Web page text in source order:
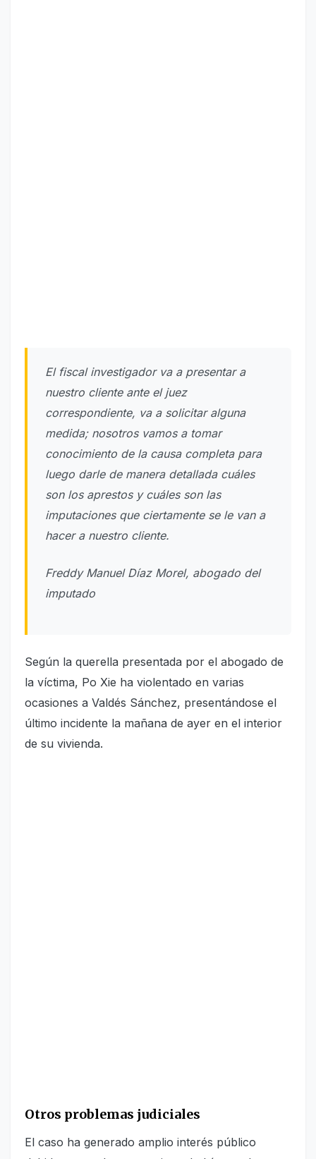
El fiscal investigador va a presentar a
nuestro cliente ante el juez
correspondiente, va a solicitar alguna
medida; nosotros vamos a tomar
conocimiento de la causa completa para
luego darle de manera detallada cuáles
son los aprestos y cuáles son las
imputaciones que ciertamente se le van a
hacer a nuestro cliente.
Freddy Manuel Díaz Morel, abogado del
imputado
Según la querella presentada por el abogado de
la víctima, Po Xie ha violentado en varias
ocasiones a Valdés Sánchez, presentándose el
último incidente la mañana de ayer en el interior
de su vivienda.
Otros problemas judiciales
El caso ha generado amplio interés público